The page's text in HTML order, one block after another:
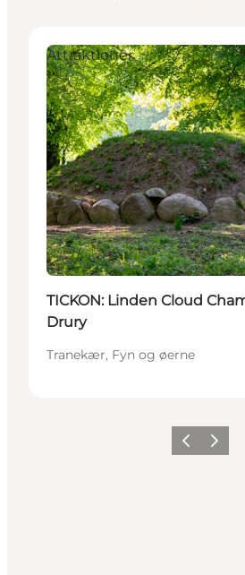
Attraktioner
TICKON: Linden Cloud
Drury
Tranekær, Fyn og øerne
ForrigeNæste